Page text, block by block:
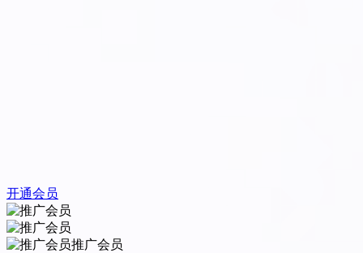
开通会员
推广会员